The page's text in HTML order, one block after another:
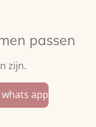
passen
zijn.
app